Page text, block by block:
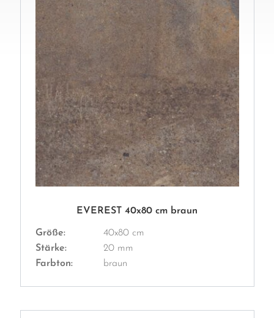
EVEREST 40x80 cm braun
Größe:
40x80 cm
Stärke:
20 mm
Farbton:
braun